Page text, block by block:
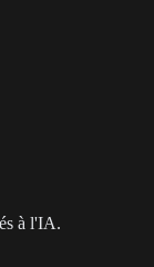
à l'IA.